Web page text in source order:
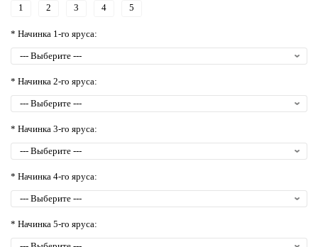
1 2 3 4 5
* Начинка 1-го яруса:
* Начинка 2-го яруса:
* Начинка 3-го яруса:
* Начинка 4-го яруса:
* Начинка 5-го яруса: